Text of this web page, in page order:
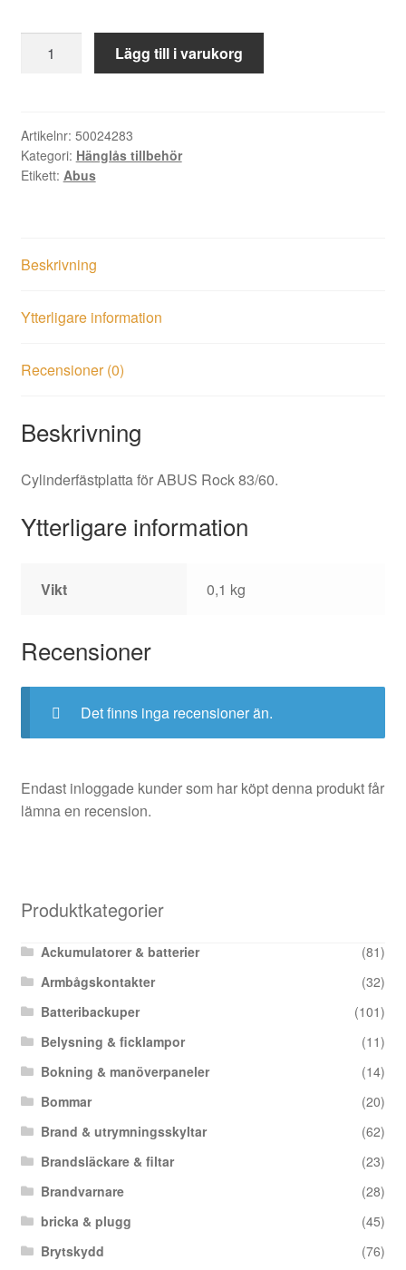
83/60
Lägg till i varukorg
Artikelnr: 50024283
Kategori: Hänglås tillbehör
Etikett: Abus
Beskrivning
Ytterligare information
Recensioner (0)
Beskrivning
Cylinderfästplatta för ABUS Rock 83/60.
Ytterligare information
Vikt 0,1 kg
Recensioner
Det finns inga recensioner än.
Endast inloggade kunder som har köpt denna produkt får
lämna en recension.
Produktkategorier
Ackumulatorer & batterier
(81)
Armbågskontakter
(32)
Batteribackuper
(101)
Belysning & ficklampor
(11)
Bokning & manöverpaneler
(14)
Bommar
(20)
Brand & utrymningsskyltar
(62)
Brandsläckare & filtar
(23)
Brandvarnare
(28)
bricka & plugg
(45)
Brytskydd
(76)